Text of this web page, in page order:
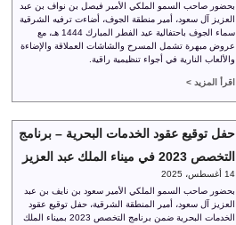
بحضور صاحب السمو الملكي الأمير فيصل بن نواف بن عبد
العزيز آل سعود، أمير منطقة الجوف، أضاءت ترفيه الشرقية
سماء الجوف باحتفالية عيد الفطر المبارك 1444 هـ، مع
عروض مبهرة تشمل المسرح والشاشات العملاقة والإضاءة
والألعاب النارية في أجواء تنظيمية راقية.
اقرأ المزيد >
حفل توقيع عقود الخدمات البحرية – برنامج
التخصص 2023 في ميناء الملك عبد العزيز
14 أغسطس، 2025
بحضور صاحب السمو الملكي الأمير سعود بن نايف بن عبد
العزيز آل سعود، أمير المنطقة الشرقية، حفل توقيع عقود
الخدمات البحرية ضمن برنامج التخصص 2023 بميناء الملك